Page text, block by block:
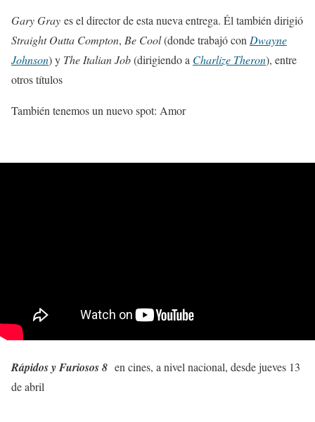
Gary Gray es el director de esta nueva entrega. Él también dirigió
Straight Outta Compton, Be Cool(donde trabajó con Dwayne
Johnson) y The Italian Job(dirigiendo a Charlize Theron), entre
otros títulos
También tenemos un nuevo spot: Amor
Rápidos y Furiosos 8 en cines, a nivel nacional, desde jueves 13
de abril